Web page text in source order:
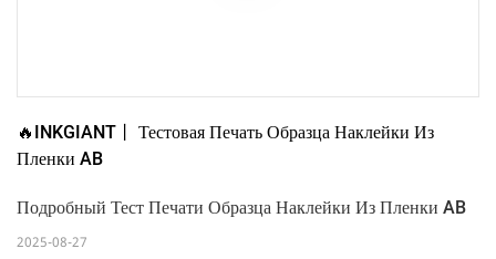
🔥INKGIANT丨 Тестовая Печать Образца Наклейки Из
Пленки AB
Подробный Тест Печати Образца Наклейки Из Пленки AB
2025-08-27